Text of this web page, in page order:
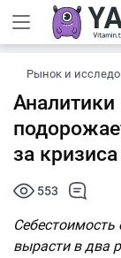
Рынок и
Аналитики
за
553
вырасти в два